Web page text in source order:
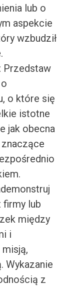
lub o
aspekcie
wzbudził
Przedstaw
o które się
istotne
jak obecna
znaczące
firmy lub
między
i
Wykazanie
z